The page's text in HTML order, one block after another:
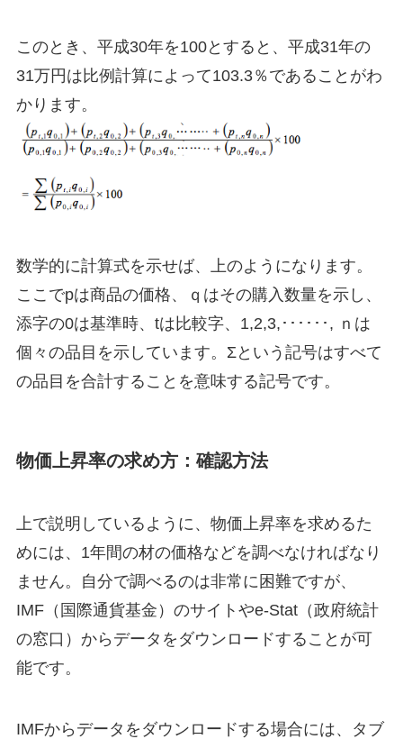
このとき、平成30年を100とすると、平成31年の
31万円は比例計算によって103.3％であることがわ
かります。
数学的に計算式を示せば、上のようになります。
ここでpは商品の価格、ｑはその購入数量を示し、
添字の0は基準時、tは比較字、1,2,3,･･････, ｎは
個々の品目を示しています。Σという記号はすべて
の品目を合計することを意味する記号です。
物価上昇率の求め方：確認方法
上で説明しているように、物価上昇率を求めるた
めには、1年間の材の価格などを調べなければなり
ません。自分で調べるのは非常に困難ですが、
IMF（国際通貨基金）のサイトやe-Stat（政府統計
の窓口）からデータをダウンロードすることが可
能です。
IMFからデータをダウンロードする場合には、タブ